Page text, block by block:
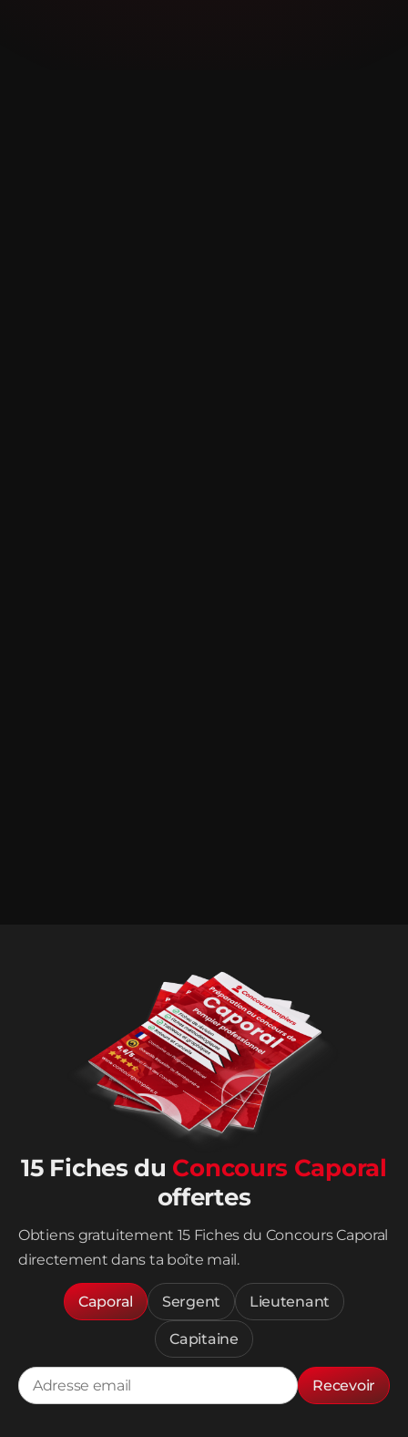
15 Fiches du Concours Caporal
offertes
Obtiens gratuitement 15 Fiches du Concours Caporal
directement dans ta boîte mail.
Caporal Sergent Lieutenant
Capitaine
Recevoir